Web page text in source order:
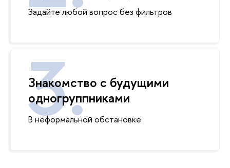
Задайте любой вопрос без фильтро
Знакомство с будущими
одногруппниками
неформальной обстановке